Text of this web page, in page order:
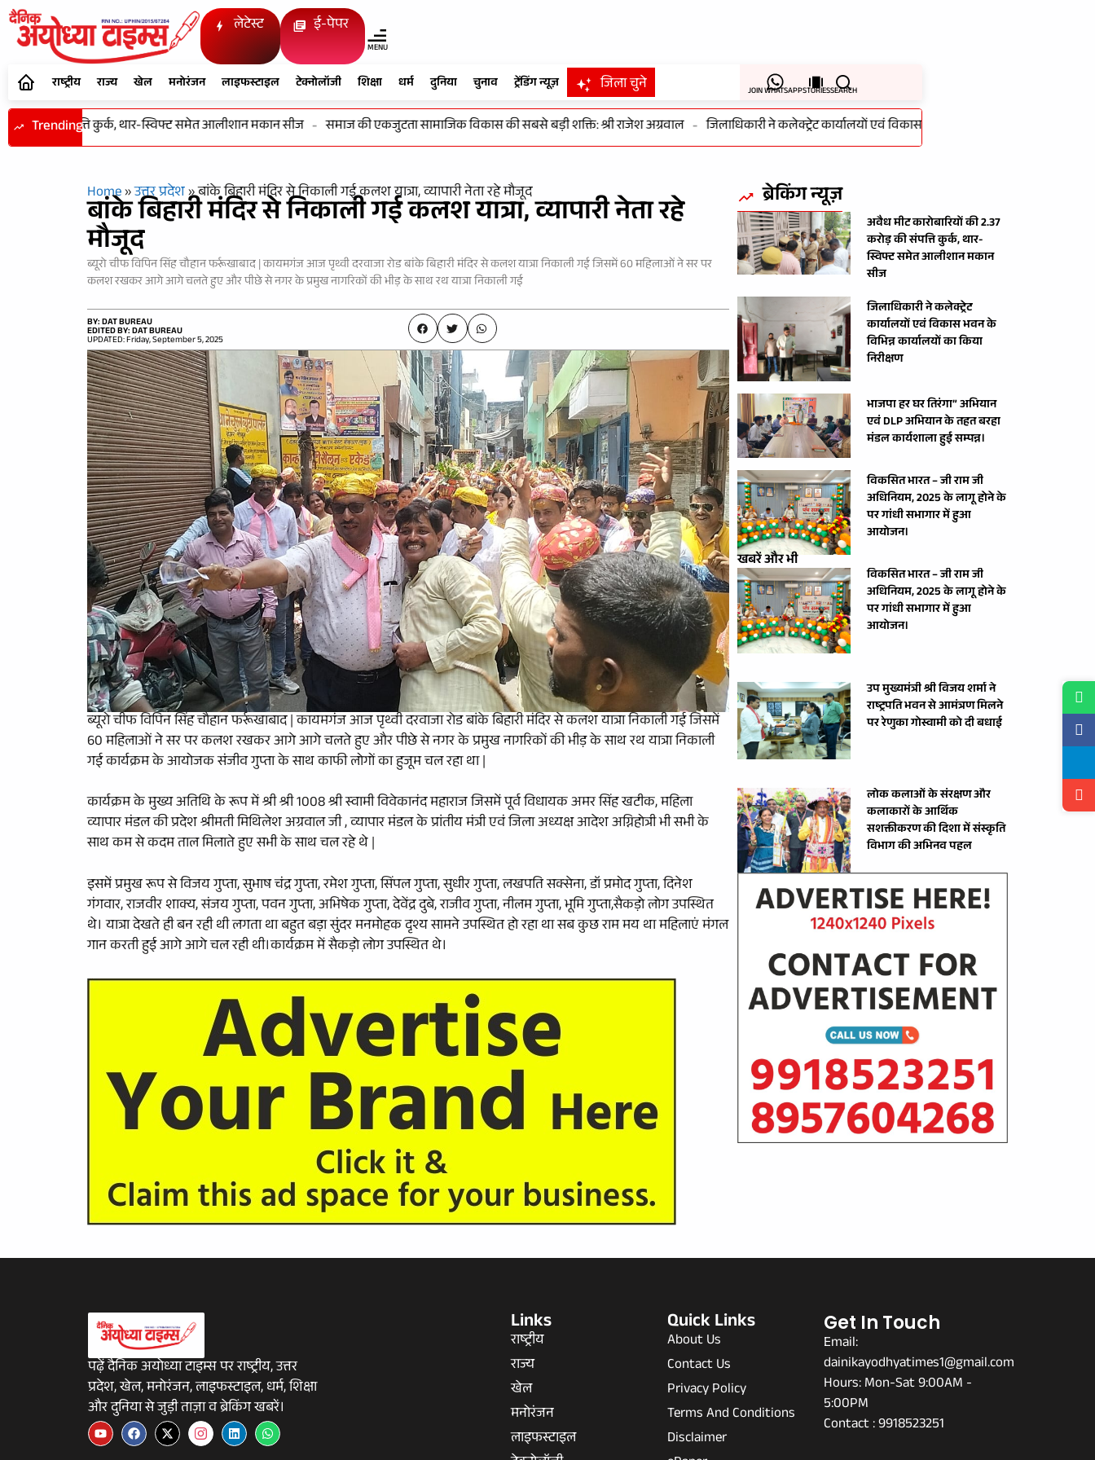
लेटेस्ट ई-पेपर
MENU
राष्ट्रीय राज्य खेल मनोरंजन लाइफस्टाइल टेक्नोलॉजी शिक्षा धर्म दुनिया चुनाव ट्रेंडिंग न्यूज़ जिला चुने JOIN WHATSAPPSTORIESSEARCH
Trending
की संपत्ति कुर्क, थार-स्विफ्ट समेत आलीशान मकान सीज - समाज की एकजुटता सामाजिक विकास की सबसे बड़ी शक्ति: श्री राजेश अग्रवाल - जिलाधिकारी ने कलेक्ट्रेट कार्यालयों एवं विकास भवन के विभिन्न कार्यालयों का किया
Home»उत्तर प्रदेश»बांके बिहारी मंदिर से निकाली गई कलश यात्रा, व्यापारी नेता रहे मौजूद
बांके बिहारी मंदिर से निकाली गई कलश यात्रा, व्यापारी नेता रहे
मौजूद
ब्यूरो चीफ विपिन सिंह चौहान फर्रूखाबाद | कायमगंज आज पृथ्वी दरवाजा रोड बांके बिहारी मंदिर से कलश यात्रा निकाली गई जिसमें 60 महिलाओं ने सर पर
कलश रखकर आगे आगे चलते हुए और पीछे से नगर के प्रमुख नागरिकों की भीड़ के साथ रथ यात्रा निकाली गई
BY: DAT BUREAU
EDITED BY: DAT BUREAU
UPDATED: Friday, September 5, 2025
ब्यूरो चीफ विपिन सिंह चौहान फर्रूखाबाद | कायमगंज आज पृथ्वी दरवाजा रोड बांके बिहारी मंदिर से कलश यात्रा निकाली गई जिसमें
60 महिलाओं ने सर पर कलश रखकर आगे आगे चलते हुए और पीछे से नगर के प्रमुख नागरिकों की भीड़ के साथ रथ यात्रा निकाली
गई कार्यक्रम के आयोजक संजीव गुप्ता के साथ काफी लोगों का हुजूम चल रहा था |
कार्यक्रम के मुख्य अतिथि के रूप में श्री श्री 1008 श्री स्वामी विवेकानंद महाराज जिसमें पूर्व विधायक अमर सिंह खटीक, महिला
व्यापार मंडल की प्रदेश श्रीमती मिथिलेश अग्रवाल जी , व्यापार मंडल के प्रांतीय मंत्री एवं जिला अध्यक्ष आदेश अग्निहोत्री भी सभी के
साथ कम से कदम ताल मिलाते हुए सभी के साथ चल रहे थे |
इसमें प्रमुख रूप से विजय गुप्ता, सुभाष चंद्र गुप्ता, रमेश गुप्ता, सिंपल गुप्ता, सुधीर गुप्ता, लखपति सक्सेना, डॉ प्रमोद गुप्ता, दिनेश
गंगवार, राजवीर शाक्य, संजय गुप्ता, पवन गुप्ता, अभिषेक गुप्ता, देवेंद्र दुबे, राजीव गुप्ता, नीलम गुप्ता, भूमि गुप्ता,सैकड़ो लोग उपस्थित
थे। यात्रा देखते ही बन रही थी लगता था बहुत बड़ा सुंदर मनमोहक दृश्य सामने उपस्थित हो रहा था सब कुछ राम मय था महिलाएं मंगल
गान करती हुई आगे आगे चल रही थी।कार्यक्रम में सैकड़ो लोग उपस्थित थे।
ब्रेकिंग न्यूज़
अवैध मीट कारोबारियों की 2.37
करोड़ की संपत्ति कुर्क, थार-
स्विफ्ट समेत आलीशान मकान
सीज
जिलाधिकारी ने कलेक्ट्रेट
कार्यालयों एवं विकास भवन के
विभिन्न कार्यालयों का किया
निरीक्षण
भाजपा हर घर तिरंगा” अभियान
एवं DLP अभियान के तहत बरहा
मंडल कार्यशाला हुई सम्पन्न।
विकसित भारत – जी राम जी
अधिनियम, 2025 के लागू होने के
पर गांधी सभागार में हुआ
आयोजन।
खबरें और भी
विकसित भारत – जी राम जी
अधिनियम, 2025 के लागू होने के
पर गांधी सभागार में हुआ
आयोजन।
उप मुख्यमंत्री श्री विजय शर्मा ने
राष्ट्रपति भवन से आमंत्रण मिलने
पर रेणुका गोस्वामी को दी बधाई
लोक कलाओं के संरक्षण और
कलाकारों के आर्थिक
सशक्तीकरण की दिशा में संस्कृति
विभाग की अभिनव पहल
पढ़ें दैनिक अयोध्या टाइम्स पर राष्ट्रीय, उत्तर
प्रदेश, खेल, मनोरंजन, लाइफस्टाइल, धर्म, शिक्षा
और दुनिया से जुड़ी ताज़ा व ब्रेकिंग खबरें।
Links
राष्ट्रीय
राज्य
खेल
मनोरंजन
लाइफस्टाइल
Quick Links
About Us
Contact Us
Privacy Policy
Terms And Conditions
Disclaimer
Get In Touch
Email:
dainikayodhyatimes1@gmail.com
Hours: Mon-Sat 9:00AM -
5:00PM
Contact : 9918523251